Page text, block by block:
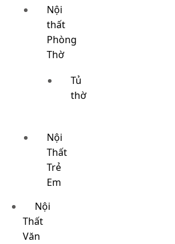
Nội
thất
Phòng
Thờ
Tủ
thờ
Nội
Thất
Trẻ
Em
Nội
Thất
Văn